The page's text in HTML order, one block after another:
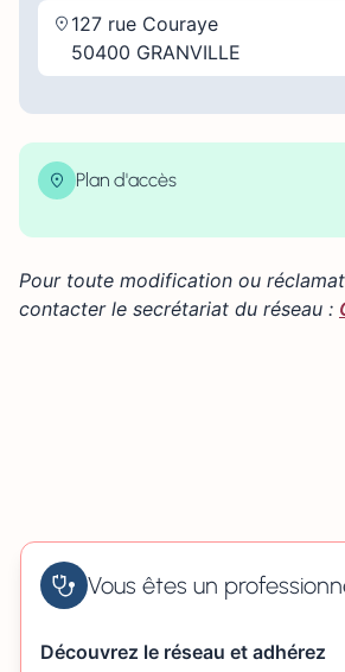
127 rue Couraye
50400 GRANVILLE
Plan d'accès
−
Pour toute modification ou
contacter le secrétariat du réseau :
Vous êtes un
Découvrez le réseau et adhérez